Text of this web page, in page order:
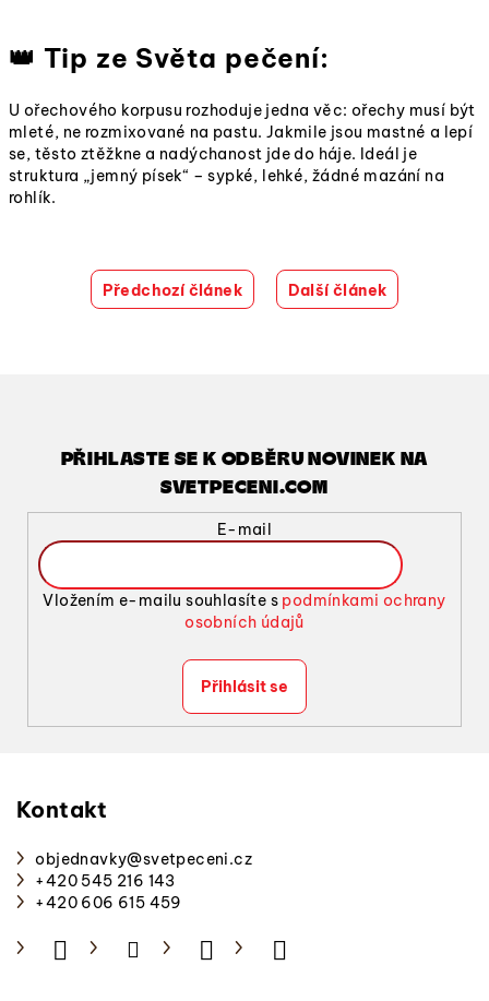
👑 Tip ze Světa pečení:
U ořechového korpusu rozhoduje jedna věc: ořechy musí být
mleté, ne rozmixované na pastu. Jakmile jsou mastné a lepí
se, těsto ztěžkne a nadýchanost jde do háje. Ideál je
struktura „jemný písek“ – sypké, lehké, žádné mazání na
rohlík.
Předchozí článek Další článek
PŘIHLASTE SE K ODBĚRU NOVINEK NA
SVETPECENI.COM
E-mail
Vložením e-mailu souhlasíte s podmínkami ochrany
osobních údajů
Přihlásit se
Kontakt
objednavky@svetpeceni.cz
+420 545 216 143
+420 606 615 459